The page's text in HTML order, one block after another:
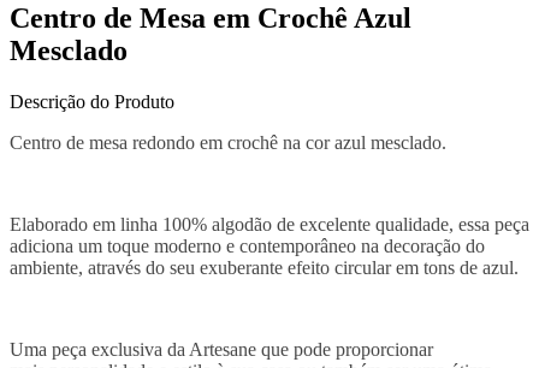
Centro de Mesa em Crochê Azul
Mesclado
Descrição do Produto
Centro de mesa redondo em crochê na cor azul mesclado.
Elaborado em linha 100% algodão de excelente qualidade, essa peça
adiciona um toque moderno e contemporâneo na decoração do
ambiente, através do seu exuberante efeito circular em tons de azul.
Uma peça exclusiva da Artesane que pode proporcionar